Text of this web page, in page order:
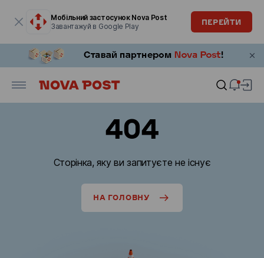
Мобільний застосунок Nova Post
Завантажуй в Google Play
ПЕРЕЙТИ
404
Сторінка, яку ви запитуєте не існує
НА ГОЛОВНУ